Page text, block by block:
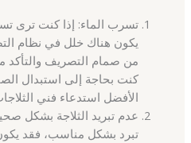
تسرب الماء: إذا كنت ترى
يكون هناك خلل في نظام
من صمام التصريف والتأكد
كنت بحاجة إلى استبدال
الأفضل استدعاء فني
عدم تبريد الثلاجة بشكل
تبرد بشكل مناسب، فقد